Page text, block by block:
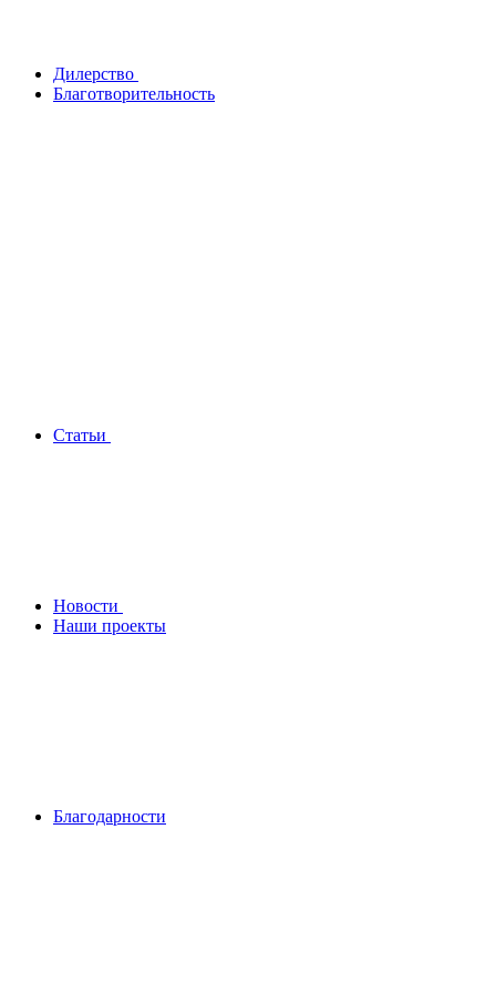
Дилерство
Благотворительность
Статьи
Новости
Наши проекты
Благодарности